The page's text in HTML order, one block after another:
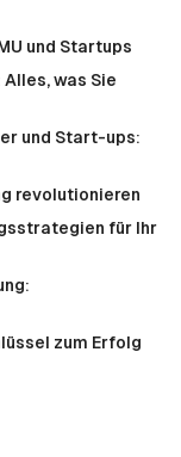
und Startups
was Sie
und Start-ups:
revolutionieren
für Ihr
zum Erfolg